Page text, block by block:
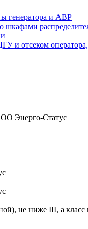
генератора и АВР
шкафами
и отсеком
Энерго-Статус
не ниже III, а класс